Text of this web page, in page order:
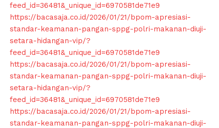
feed_id=36481&_unique_id=6970581de71e9
https://bacasaja.co.id/2026/01/21/bpom-apresiasi-
standar-keamanan-pangan-sppg-polri-makanan-diuji-
setara-hidangan-vip/?
feed_id=36481&_unique_id=6970581de71e9
https://bacasaja.co.id/2026/01/21/bpom-apresiasi-
standar-keamanan-pangan-sppg-polri-makanan-diuji-
setara-hidangan-vip/?
feed_id=36481&_unique_id=6970581de71e9
https://bacasaja.co.id/2026/01/21/bpom-apresiasi-
standar-keamanan-pangan-sppg-polri-makanan-diuji-